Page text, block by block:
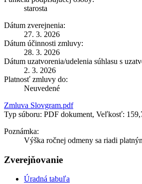
starosta
Dátum zverejnenia:
27. 3. 2026
Dátum účinnosti zmluvy:
28. 3. 2026
Dátum uzatvorenia/udelenia súhlasu s
2. 3. 2026
Platnosť zmluvy do:
Neuvedené
Zmluva Slovgram.pdf
Typ súboru: PDF dokument, Veľkosť:
Poznámka:
Výška ročnej odmeny sa riadi
Zverejňovanie
Úradná tabuľa